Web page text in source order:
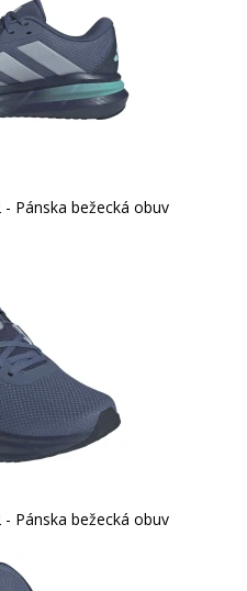
Pánska bežecká obuv
Pánska bežecká obuv